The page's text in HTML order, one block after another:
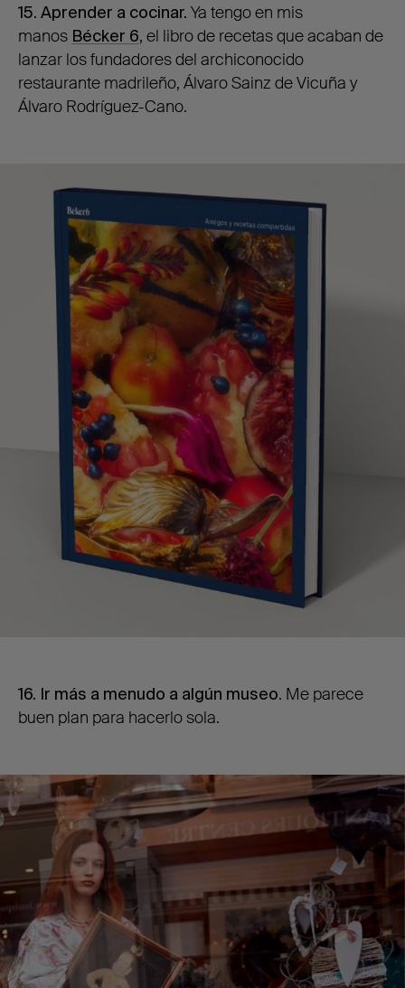
15. Aprender a cocinar. Ya tengo en mis
manos Bécker 6, el libro de recetas que acaban de
lanzar los fundadores del archiconocido
restaurante madrileño, Álvaro Sainz de Vicuña y
Álvaro Rodríguez-Cano.
16. Ir más a menudo a algún museo. Me parece
buen plan para hacerlo sola.